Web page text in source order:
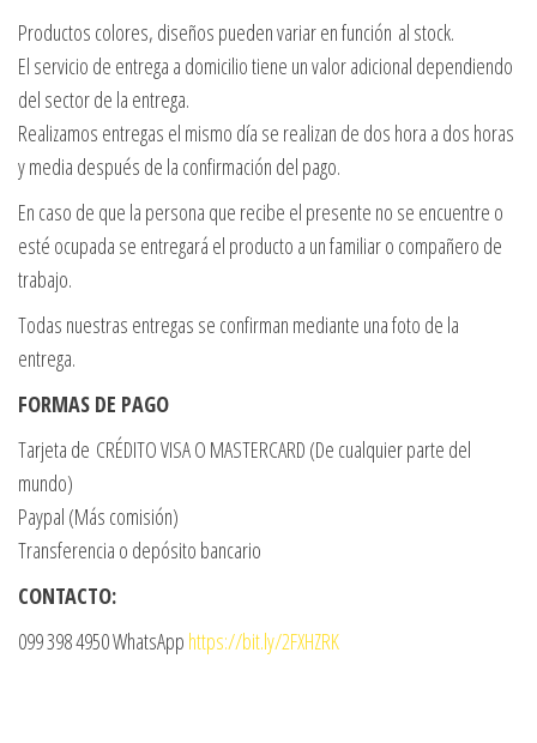
Productos colores, diseños pueden variar en función al stock.
El servicio de entrega a domicilio tiene un valor adicional dependiendo
del sector de la entrega.
Realizamos entregas el mismo día se realizan de dos hora a dos horas
y media después de la confirmación del pago.
En caso de que la persona que recibe el presente no se encuentre o
esté ocupada se entregará el producto a un familiar o compañero de
trabajo.
Todas nuestras entregas se confirman mediante una foto de la
entrega.
FORMAS DE PAGO
Tarjeta de CRÉDITO VISA O MASTERCARD (De cualquier parte del
mundo)
Paypal (Más comisión)
Transferencia o depósito bancario
CONTACTO:
099 398 4950 WhatsApp https://bit.ly/2FXHZRK